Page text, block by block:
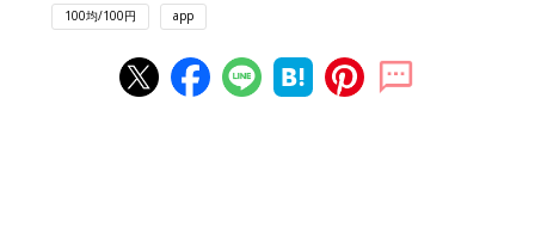
100均/100円 app